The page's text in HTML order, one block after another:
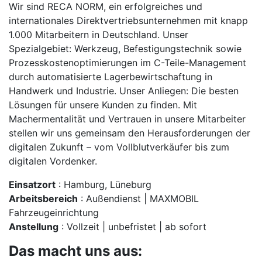
Wir sind RECA NORM, ein erfolgreiches und
internationales Direktvertriebsunternehmen mit knapp
1.000 Mitarbeitern in Deutschland. Unser
Spezialgebiet: Werkzeug, Befestigungstechnik sowie
Prozesskostenoptimierungen im C-Teile-Management
durch automatisierte Lagerbewirtschaftung in
Handwerk und Industrie. Unser Anliegen: Die besten
Lösungen für unsere Kunden zu finden. Mit
Machermentalität und Vertrauen in unsere Mitarbeiter
stellen wir uns gemeinsam den Herausforderungen der
digitalen Zukunft – vom Vollblutverkäufer bis zum
digitalen Vordenker.
Einsatzort : Hamburg, Lüneburg
Arbeitsbereich : Außendienst | MAXMOBIL
Fahrzeugeinrichtung
Anstellung : Vollzeit | unbefristet | ab sofort
Das macht uns aus: